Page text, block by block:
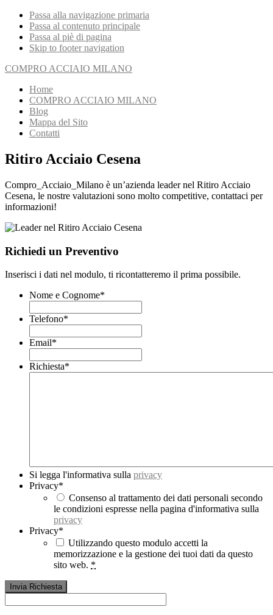
Passa alla navigazione primaria
Passa al contenuto principale
Passa al piè di pagina
Skip to footer navigation
COMPRO ACCIAIO MILANO
Home
COMPRO ACCIAIO MILANO
Blog
Mappa del Sito
Contatti
Ritiro Acciaio Cesena
Compro_Acciaio_Milano è un’azienda leader nel Ritiro Acciaio
Cesena, le nostre valutazioni sono molto competitive, contattaci per
informazioni!
Richiedi un Preventivo
Inserisci i dati nel modulo, ti ricontatteremo il prima possibile.
Nome e Cognome*
Telefono*
Email*
Richiesta*
Si legga l'informativa sulla privacy
Privacy*
Consenso al trattamento dei dati personali secondo
le condizioni espresse nella pagina d'informativa sulla
privacy
Privacy*
Utilizzando questo modulo accetti la
memorizzazione e la gestione dei tuoi dati da questo
sito web. *